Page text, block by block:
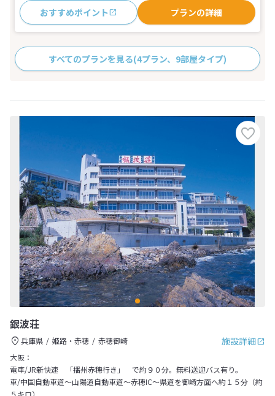
おすすめポイント プランの詳細
すべてのプランを見る(4プラン、9部屋タイプ)
銀波荘
施設詳細
兵庫県 姫路・赤穂
赤穂御崎
大阪：
電車/JR新快速 「播州赤穂行き」 で約９０分。無料送迎バス有り。
車/中国自動車道～山陽道自動車道～赤穂IC～県道を御崎方面へ約１５分（約
５キロ）